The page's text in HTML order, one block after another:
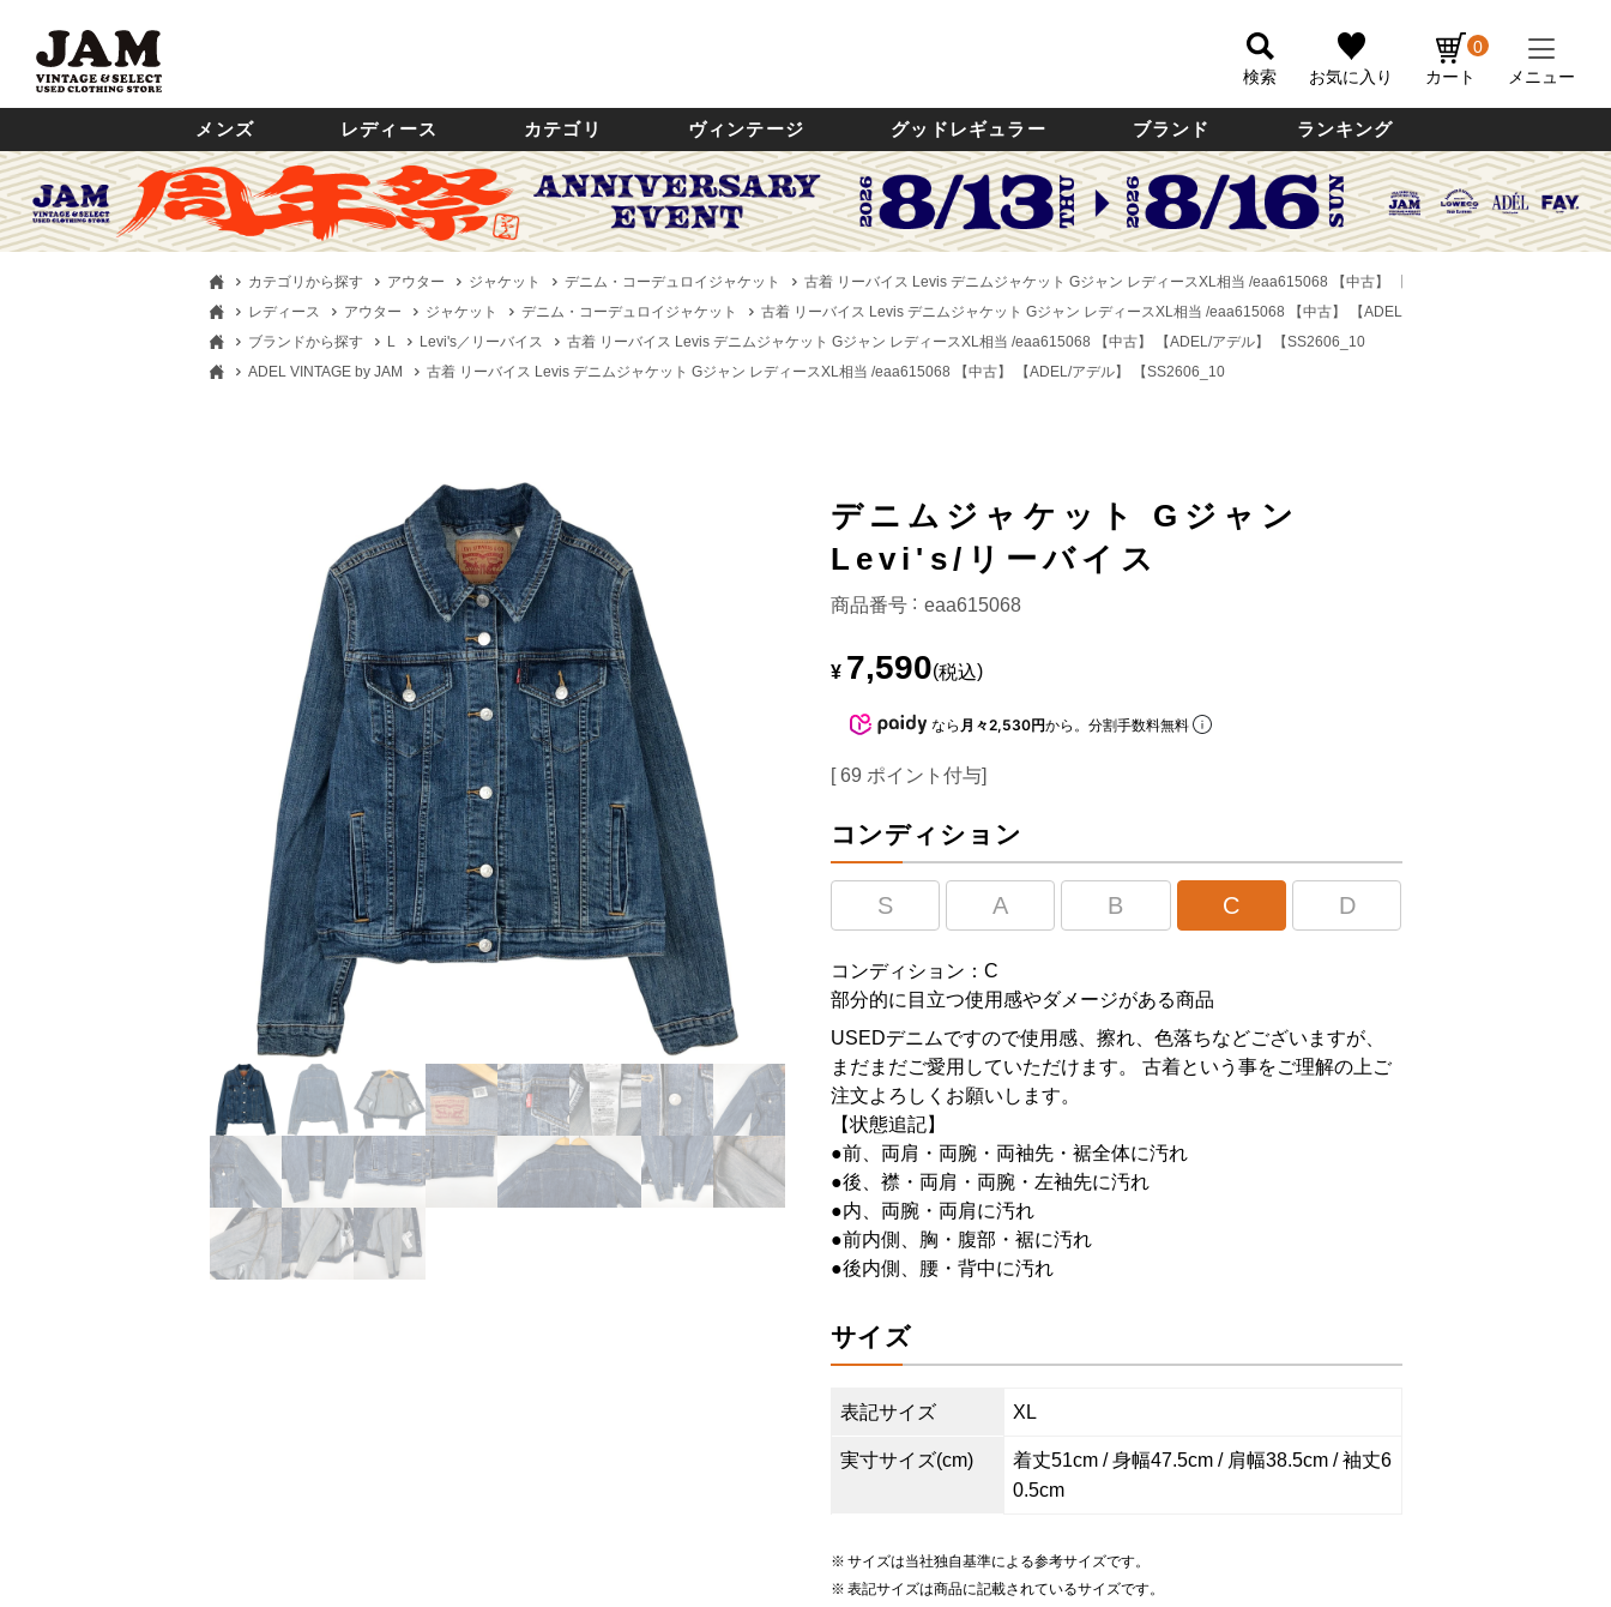
検索 お気に入り カート
0
メニュー
メンズ レディース カテゴリ ヴィンテージ グッドレギュラー ブランド ランキング
カテゴリから探す アウター ジャケット デニム・コーデュロイジャケット 古着 リーバイス Levis デニムジャケット Gジャン レディースXL相当 /eaa615068 【中古】
レディース
アウター ジャケット デニム・コーデュロイジャケット 古着 リーバイス Levis デニムジャケット Gジャン レディースXL相当 /eaa615068 【中古】
【ADEL/アデル】 【SS2606_10
ブランドから探す
L Levi's／リーバイス 古着 リーバイス Levis デニムジャケット Gジャン レディースXL相当 /eaa615068 【中古】
【ADEL/アデル】 【SS2606_10
ADEL VINTAGE by JAM
古着 リーバイス Levis デニムジャケット Gジャン レディースXL相当 /eaa615068 【中古】 【ADEL/アデル】 【SS2606_10
デニムジャケット Gジャン
Levi's/リーバイス
商品番号 eaa615068
¥ 7,590 税込
なら 月々2,530円から。分割手数料無料
[ 69 ポイント付与]
コンディション
S A B C D
コンディション：C
部分的に目立つ使用感やダメージがある商品
USEDデニムですので使用感、擦れ、色落ちなどございますが、
まだまだご愛用していただけます。 古着という事をご理解の上ご
注文よろしくお願いします。
【状態追記】
●前、両肩・両腕・両袖先・裾全体に汚れ
●後、襟・両肩・両腕・左袖先に汚れ
●内、両腕・両肩に汚れ
●前内側、胸・腹部・裾に汚れ
●後内側、腰・背中に汚れ
サイズ
表記サイズ XL
実寸サイズ(cm)
着丈51cm / 身幅47.5cm / 肩幅38.5cm / 袖丈6
0.5cm
サイズは当社独自基準による参考サイズです。
表記サイズは商品に記載されているサイズです。